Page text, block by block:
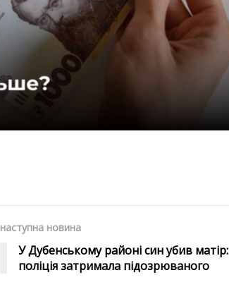
наступна новина
У Дубенському районі син убив матір:
поліція затримала підозрюваного